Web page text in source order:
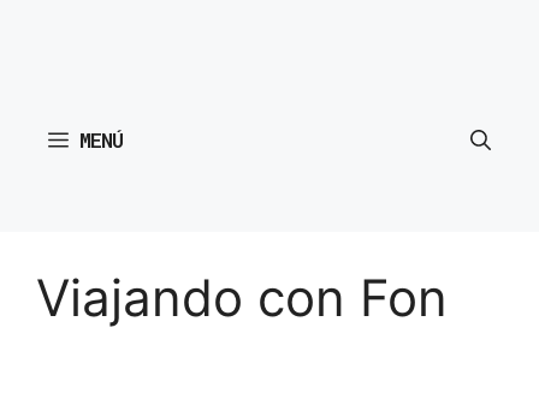
MENÚ
Viajando con Fon